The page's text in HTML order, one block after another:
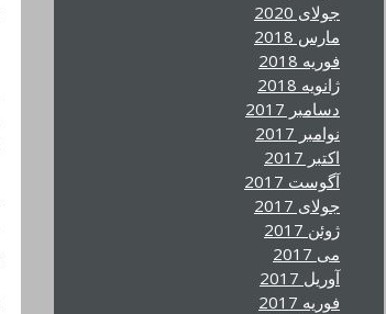
جولای 2020
مارس 2018
فوریه 2018
ژانویه 2018
دسامبر 2017
نوامبر 2017
اکتبر 2017
آگوست 2017
جولای 2017
ژوئن 2017
می 2017
آوریل 2017
فوریه 2017